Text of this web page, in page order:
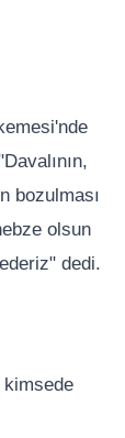
bozulması
olsun
dedi.
kimsede